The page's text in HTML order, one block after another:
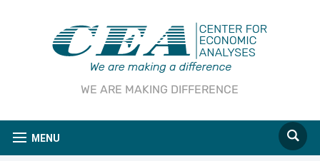
WE ARE MAKING DIFFERENCE
MENU